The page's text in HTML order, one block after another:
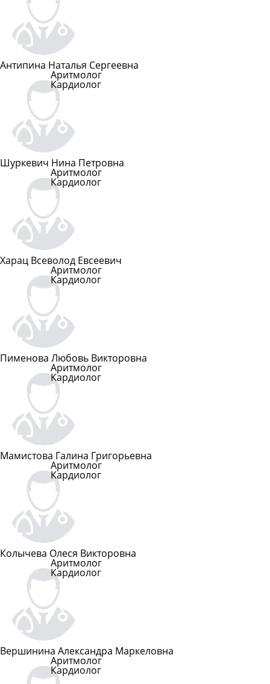
Антипина Наталья Сергеевна
Аритмолог
Кардиолог
Шуркевич Нина Петровна
Аритмолог
Кардиолог
Харац Всеволод Евсеевич
Аритмолог
Кардиолог
Пименова Любовь Викторовна
Аритмолог
Кардиолог
Мамистова Галина Григорьевна
Аритмолог
Кардиолог
Колычева Олеся Викторовна
Аритмолог
Кардиолог
Вершинина Александра Маркеловна
Аритмолог
Кардиолог